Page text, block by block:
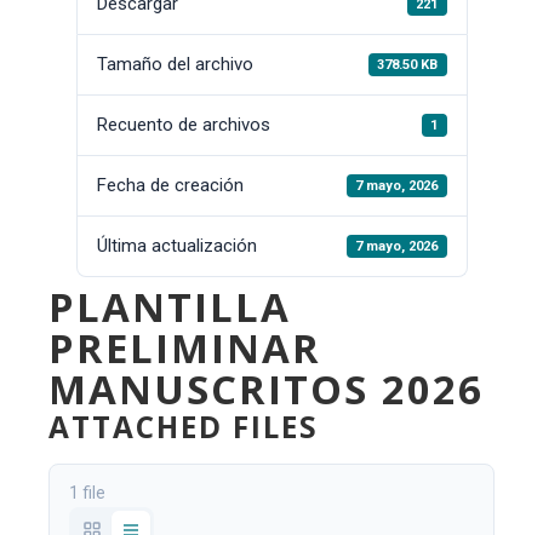
221
Tamaño del archivo 378.50 KB
Recuento de archivos 1
Fecha de creación 7 mayo, 2026
Última actualización 7 mayo, 2026
PLANTILLA
PRELIMINAR
MANUSCRITOS 2026
ATTACHED FILES
1 file